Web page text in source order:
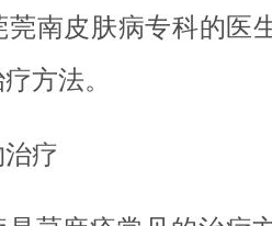
莞南皮肤病专科的医
方法。
疗